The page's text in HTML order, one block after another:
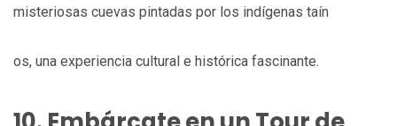
misteriosas cuevas pintadas por los indígenas taín
os, una experiencia cultural e histórica fascinante.